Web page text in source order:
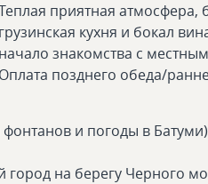
приятная атмосфера,
грузинская кухня и бокал
начало знакомства с
Оплата позднего обеда/
фонтанов и погоды в Батуми)
на берегу Черного